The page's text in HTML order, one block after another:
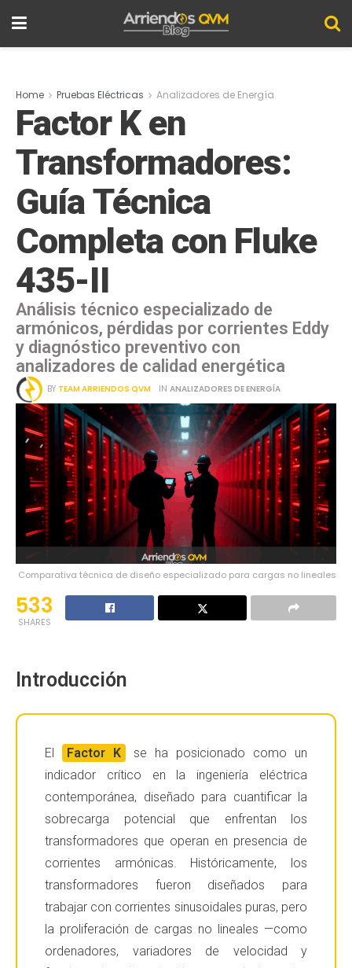
Home Pruebas Eléctricas Analizadores de Energía
Factor K en
Transformadores:
Guía Técnica
Completa con Fluke
435-II
Análisis técnico especializado de
armónicos, pérdidas por corrientes Eddy
y diagnóstico preventivo con
analizadores de calidad energética
BY TEAM ARRIENDOS QVM IN ANALIZADORES DE ENERGÍA
Comparativa técnica de diseño especializado para cargas no lineales
533
SHARES
Introducción
El Factor K
se ha posicionado como un
indicador crítico en la ingeniería eléctrica
contemporánea, diseñado para cuantificar la
sobrecarga potencial que enfrentan los
transformadores que operan en presencia de
corrientes armónicas. Históricamente, los
transformadores fueron diseñados para
trabajar con corrientes sinusoidales puras, pero
la proliferación de cargas no lineales —como
ordenadores, variadores de velocidad y